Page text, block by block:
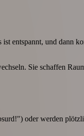
entspannt, und dann
Sie schaffen
oder werden